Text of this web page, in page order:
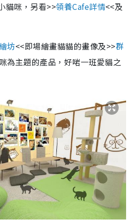
貓咪，另看>>領養Cafe詳情<<及
坊<<即場繪畫貓貓的畫像及>>群
為主題的產品，好啱一班愛貓之